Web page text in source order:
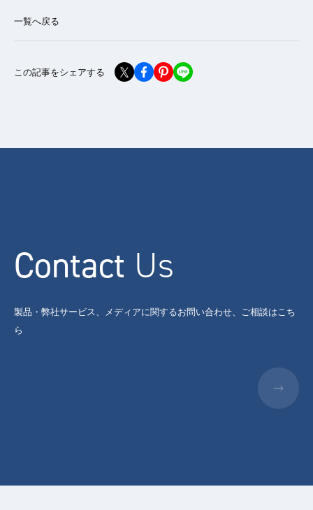
一覧へ戻る
この記事をシェアする
Contact Us
製品・弊社サービス、メディアに関するお問い合わせ、ご相談はこち
ら